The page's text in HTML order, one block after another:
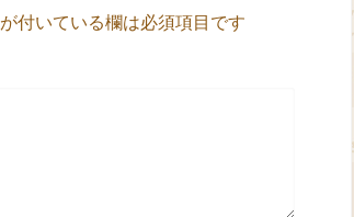
が付いている欄は必須項目です